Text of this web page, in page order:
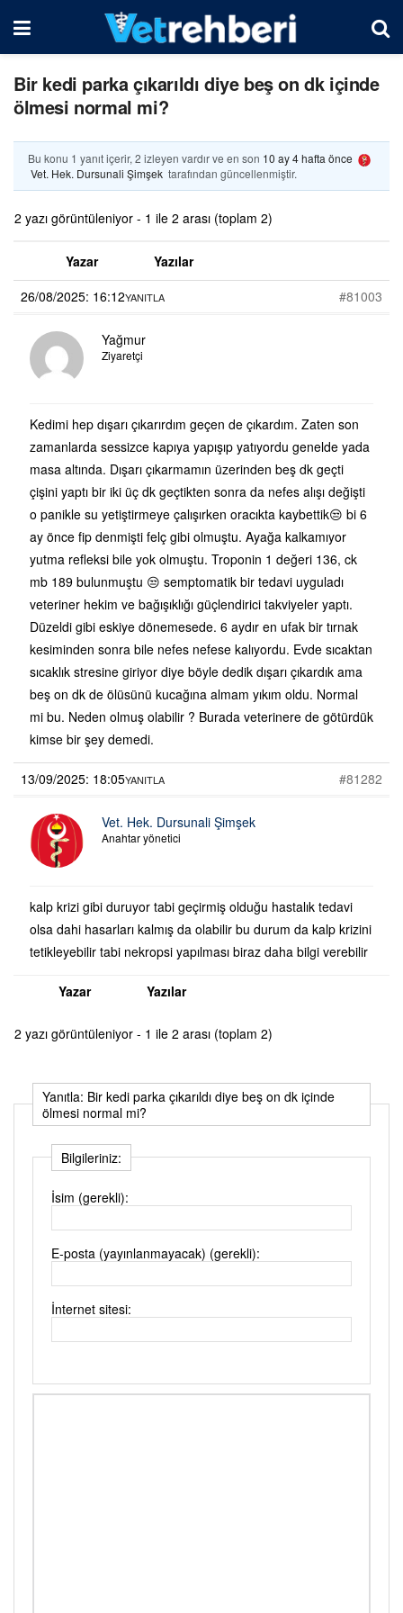
Bir kedi parka çıkarıldı diye beş on dk içinde
ölmesi normal mi?
Bu konu 1 yanıt içerir, 2 izleyen vardır ve en son 10 ay 4 hafta önce
Vet. Hek. Dursunali Şimşek tarafından güncellenmiştir.
2 yazı görüntüleniyor - 1 ile 2 arası (toplam 2)
Yazar
Yazılar
26/08/2025: 16:12
#81003
YANITLA
Yağmur
Ziyaretçi
Kedimi hep dışarı çıkarırdım geçen de çıkardım. Zaten son
zamanlarda sessizce kapıya yapışıp yatıyordu genelde yada
masa altında. Dışarı çıkarmamın üzerinden beş dk geçti
çişini yaptı bir iki üç dk geçtikten sonra da nefes alışı değişti
o panikle su yetiştirmeye çalışırken oracıkta kaybettik😒 bi 6
ay önce fip denmişti felç gibi olmuştu. Ayağa kalkamıyor
yutma refleksi bile yok olmuştu. Troponin 1 değeri 136, ck
mb 189 bulunmuştu 😒 semptomatik bir tedavi uyguladı
veteriner hekim ve bağışıklığı güçlendirici takviyeler yaptı.
Düzeldi gibi eskiye dönemesede. 6 aydır en ufak bir tırnak
kesiminden sonra bile nefes nefese kalıyordu. Evde sıcaktan
sıcaklık stresine giriyor diye böyle dedik dışarı çıkardık ama
beş on dk de ölüsünü kucağına almam yıkım oldu. Normal
mi bu. Neden olmuş olabilir ? Burada veterinere de götürdük
kimse bir şey demedi.
13/09/2025: 18:05 #81282
YANITLA
Vet. Hek. Dursunali Şimşek
Anahtar yönetici
kalp krizi gibi duruyor tabi geçirmiş olduğu hastalık tedavi
olsa dahi hasarları kalmış da olabilir bu durum da kalp krizini
tetikleyebilir tabi nekropsi yapılması biraz daha bilgi verebilir
Yazar Yazılar
2 yazı görüntüleniyor - 1 ile 2 arası (toplam 2)
Yanıtla: Bir kedi parka çıkarıldı diye beş on dk içinde
ölmesi normal mi?
Bilgileriniz:
İsim (gerekli):
E-posta (yayınlanmayacak) (gerekli):
İnternet sitesi: